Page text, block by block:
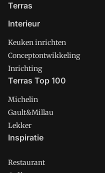
Terras
Interieur
Keuken inrichten
Conceptontwikkeling
Inrichting
Terras Top 100
Michelin
Gault&Millau
Lekker
Inspiratie
Restaurant